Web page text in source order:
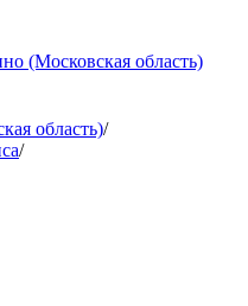
(Московская область)
область)/
/